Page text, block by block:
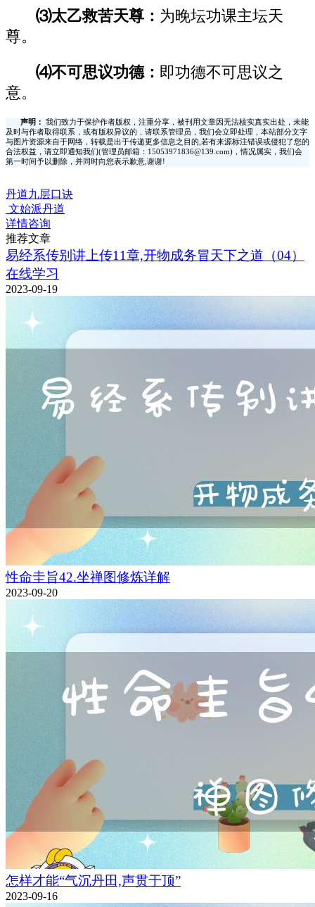
⑶太乙救苦天尊： 为晚坛功课主坛天
尊。
⑷不可思议功德： 即功德不可思议之
意。
声明：
我们致力于保护作者版权，注重分享，被刊用文章因无法核实真实出处，未能
及时与作者取得联系，或有版权异议的，请联系管理员，我们会立即处理，本站部分文字
与图片资源来自于网络，转载是出于传递更多信息之目的,若有来源标注错误或侵犯了您的
合法权益，请立即通知我们(管理员邮箱：15053971836@139.com)，情况属实，我们会
第一时间予以删除，并同时向您表示歉意,谢谢!
丹道九层口诀
文始派丹道
详情咨询
推荐文章
易经系传别讲上传11章,开物成务冒天下之道（04）
在线学习
2023-09-19
性命圭旨42.坐禅图修炼详解
2023-09-20
怎样才能“气沉丹田,声贯于顶”
2023-09-16